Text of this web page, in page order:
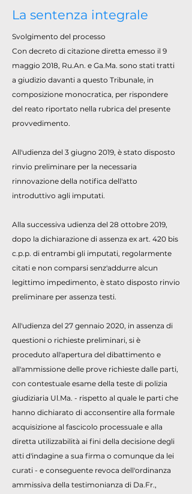
La sentenza integrale
Svolgimento del processo
Con decreto di citazione diretta emesso il 9
maggio 2018, Ru.An. e Ga.Ma. sono stati tratti
a giudizio davanti a questo Tribunale, in
composizione monocratica, per rispondere
del reato riportato nella rubrica del presente
provvedimento.
All'udienza del 3 giugno 2019, è stato disposto
rinvio preliminare per la necessaria
rinnovazione della notifica dell'atto
introduttivo agli imputati.
Alla successiva udienza del 28 ottobre 2019,
dopo la dichiarazione di assenza ex art. 420 bis
c.p.p. di entrambi gli imputati, regolarmente
citati e non comparsi senz'addurre alcun
legittimo impedimento, è stato disposto rinvio
preliminare per assenza testi.
All'udienza del 27 gennaio 2020, in assenza di
questioni o richieste preliminari, si è
proceduto all'apertura del dibattimento e
all'ammissione delle prove richieste dalle parti,
con contestuale esame della teste di polizia
giudiziaria Ul.Ma. - rispetto al quale le parti che
hanno dichiarato di acconsentire alla formale
acquisizione al fascicolo processuale e alla
diretta utilizzabilità ai fini della decisione degli
atti d'indagine a sua firma o comunque da lei
curati - e conseguente revoca dell'ordinanza
ammissiva della testimonianza di Da.Fr.,